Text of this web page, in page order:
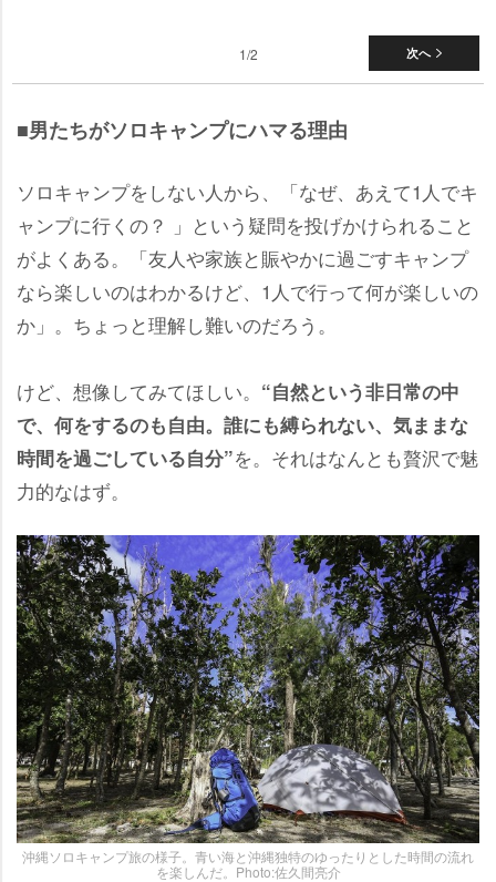
次へ
1/2
■男たちがソロキャンプにハマる理由
ソロキャンプをしない人から、「なぜ、あえて1人でキ
ャンプに行くの？ 」という疑問を投げかけられること
がよくある。「友人や家族と賑やかに過ごすキャンプ
なら楽しいのはわかるけど、1人で行って何が楽しいの
か」。ちょっと理解し難いのだろう。
けど、想像してみてほしい。 “自然という非日常の中
で、何をするのも自由。誰にも縛られない、気ままな
時間を過ごしている自分”を。それはなんとも贅沢で魅
力的なはず。
沖縄ソロキャンプ旅の様子。青い海と沖縄独特のゆったりとした時間の流れ
を楽しんだ。Photo:佐久間亮介